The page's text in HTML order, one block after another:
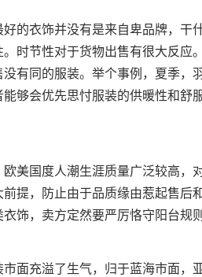
的衣饰并没有是来自卑品牌，干
时节性对于货物出售有很大反应
有同的服装。举个事例，夏季，
够会优先思忖服装的供暖性和舒
美国度人潮生涯质量广泛较高，
提，防止由于品质缘由惹起售后
饰，卖方定然要严厉恪守阳台规则
面充溢了生气，归于蓝海市面，